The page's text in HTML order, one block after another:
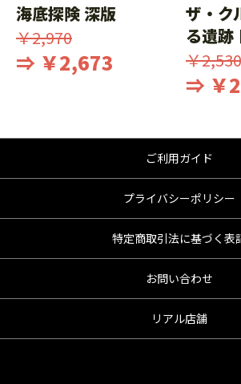
海底探険 深版
￥2,970
⇒ ￥2,673
ザ・ク
る遺跡
￥2,530
⇒ ￥
ご利用ガイド
プライバシーポリシー
特定商取引法に基づく表
お問い合わせ
リアル店舗